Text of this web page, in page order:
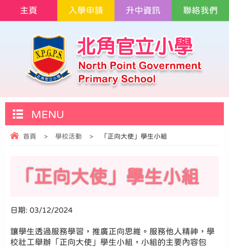
主頁 入學申請 升中資訊 聯絡我們
MENU
首頁 > 學校活動 > 「正向大使」學生小組
「正向大使」學生小組
日期: 03/12/2024
讓學生透過服務學習，推廣正向思維。服務他人精神，學
校社工舉辦「正向大使」學生小組，小組的主要內容包